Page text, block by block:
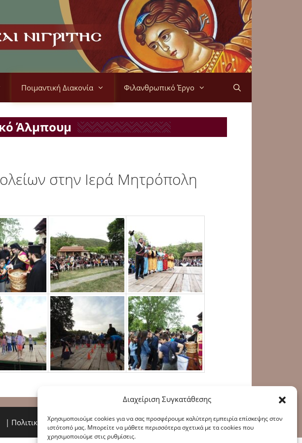
Διαχείριση Συγκατάθεσης
Χρησιμοποιούμε cookies για να σας προσφέρουμε καλύτερη εμπειρία επίσκεψης στον
ιστότοπό μας. Μπορείτε να μάθετε περισσότερα σχετικά με τα cookies που
χρησιμοποιούμε στις ρυθμίσεις.
Ποιμαντική Διακονία Φιλανθρωπικό Έργο
Άλμπουμ
στην Ιερά Μητρόπολη
| Πολιτική Απορρήτου|Πολιτική Cookies